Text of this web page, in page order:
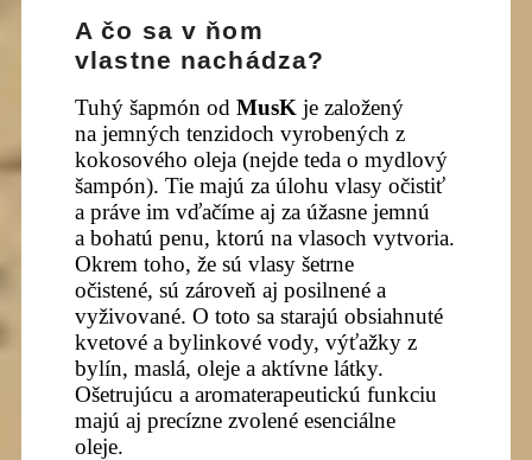
A čo sa v ňom
vlastne nachádza?
Tuhý šapmón od MusK je založený
na jemných tenzidoch vyrobených z
kokosového oleja (nejde teda o mydlový
šampón). Tie majú za úlohu vlasy očistiť
a práve im vďačíme aj za úžasne jemnú
a bohatú penu, ktorú na vlasoch vytvoria.
Okrem toho, že sú vlasy šetrne
očistené, sú zároveň aj posilnené a
vyživované. O toto sa starajú obsiahnuté
kvetové a bylinkové vody, výťažky z
bylín, maslá, oleje a aktívne látky.
Ošetrujúcu a aromaterapeutickú funkciu
majú aj precízne zvolené esenciálne
oleje.